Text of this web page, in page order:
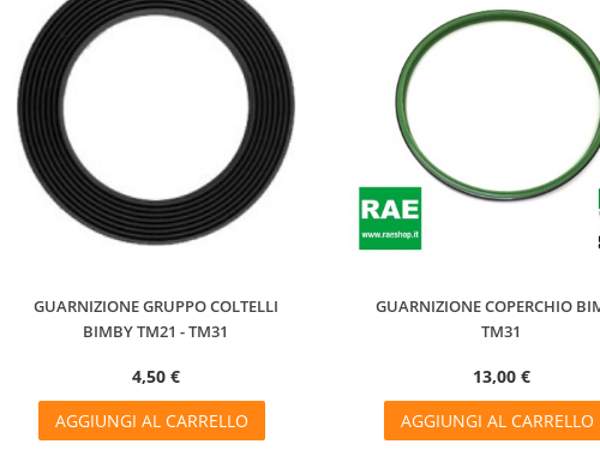
GUARNIZIONE GRUPPO COLTELLI
BIMBY TM21 - TM31
4,50 €
AGGIUNGI AL CARRELLO
GUARNIZIONE COPERCHIO
TM31
13,00 €
AGGIUNGI AL CARRELLO